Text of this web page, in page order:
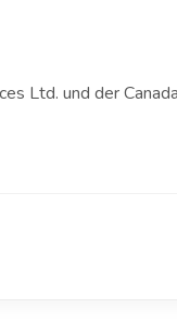
Ltd. und der